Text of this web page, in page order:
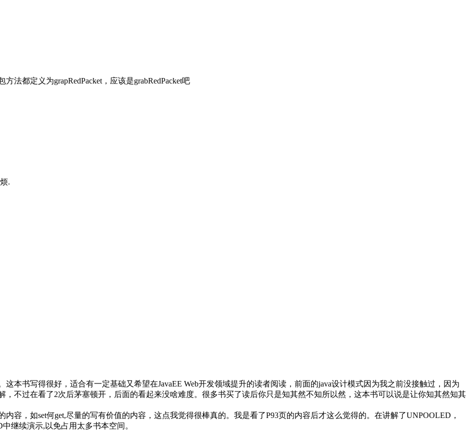
法都定义为grapRedPacket，应该是grabRedPacket吧
.
本书写得很好，适合有一定基础又希望在JavaEE Web开发领域提升的读者阅读，前面的java设计模式因为我之前没接触过，因为
，不过在看了2次后茅塞顿开，后面的看起来没啥难度。很多书买了读后你只是知其然不知所以然，这本书可以说是让你知其然知其
容，如set何get,尽量的写有价值的内容，这点我觉得很棒真的。我是看了P93页的内容后才这么觉得的。在讲解了UNPOOLED，
中继续演示,以免占用太多书本空间。